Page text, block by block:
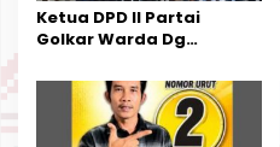
Ketua DPD II Partai
Golkar Warda Dg
Pengurus Parti
Kecamatan Petasia dan
Kecamatan Petbar